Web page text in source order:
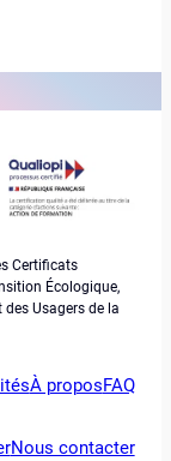
Certificats
Écologique,
Usagers de la
À proposFAQ
Nous contacter